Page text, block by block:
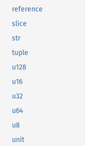
reference
slice
str
tuple
u128
u16
u32
u64
u8
unit